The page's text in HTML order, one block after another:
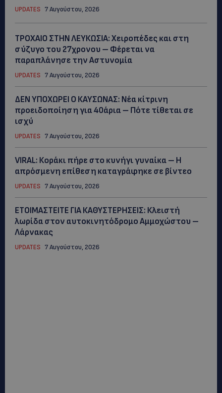
UPDATES 7 Αυγούστου, 2026
ΤΡΟΧΑΙΟ ΣΤΗΝ ΛΕΥΚΩΣΙΑ: Χειροπέδες και στη
σύζυγο του 27χρονου – Φέρεται να
παραπλάνησε την Αστυνομία
UPDATES 7 Αυγούστου, 2026
ΔΕΝ ΥΠΟΧΩΡΕΙ Ο ΚΑΥΣΩΝΑΣ: Νέα κίτρινη
προειδοποίηση για 40άρια – Πότε τίθεται σε
ισχύ
UPDATES 7 Αυγούστου, 2026
VIRAL: Κοράκι πήρε στο κυνήγι γυναίκα – Η
απρόσμενη επίθεση καταγράφηκε σε βίντεο
UPDATES 7 Αυγούστου, 2026
ΕΤΟΙΜΑΣΤΕΙΤΕ ΓΙΑ ΚΑΘΥΣΤΕΡΗΣΕΙΣ: Κλειστή
λωρίδα στον αυτοκινητόδρομο Αμμοχώστου –
Λάρνακας
UPDATES 7 Αυγούστου, 2026